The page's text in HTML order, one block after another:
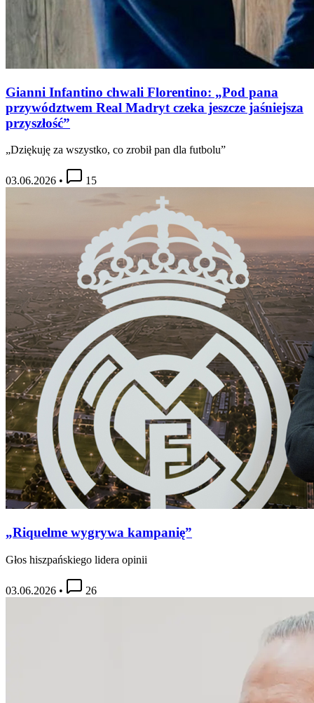
Gianni Infantino chwali Florentino: „Pod pana
przywództwem Real Madryt czeka jeszcze jaśniejsza
przyszłość”
„Dziękuję za wszystko, co zrobił pan dla futbolu”
03.06.2026 • 15
„Riquelme wygrywa kampanię”
Głos hiszpańskiego lidera opinii
03.06.2026 • 26